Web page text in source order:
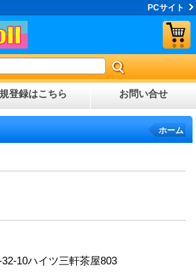
PCサイト
登録はこちら お問い合せ
ホーム
10ハイツ三軒茶屋803